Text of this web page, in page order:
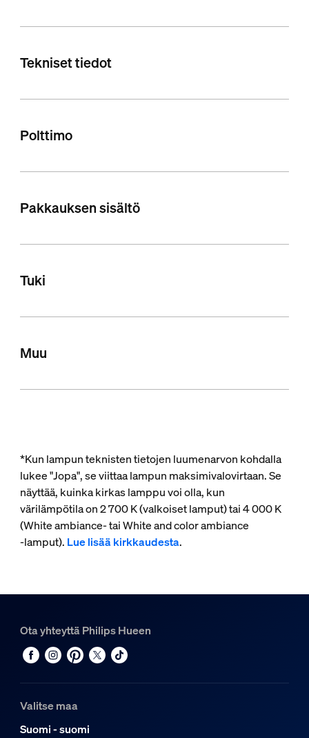
Tekniset tiedot
Polttimo
Pakkauksen sisältö
Tuki
Muu
*Kun lampun teknisten tietojen luumenarvon kohdalla
lukee "Jopa", se viittaa lampun maksimivalovirtaan. Se
näyttää, kuinka kirkas lamppu voi olla, kun
värilämpötila on 2 700 K (valkoiset lamput) tai 4 000 K
(White ambiance- tai White and color ambiance
‑lamput). Lue lisää kirkkaudesta.
Ota yhteyttä Philips Hueen
Valitse maa
Suomi - suomi